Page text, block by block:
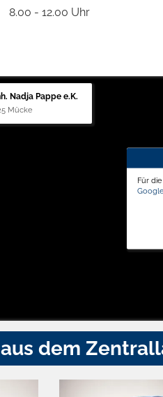
8.00 - 12.00 Uhr
Nadja Pappe e.K.
Mücke
Für
dem